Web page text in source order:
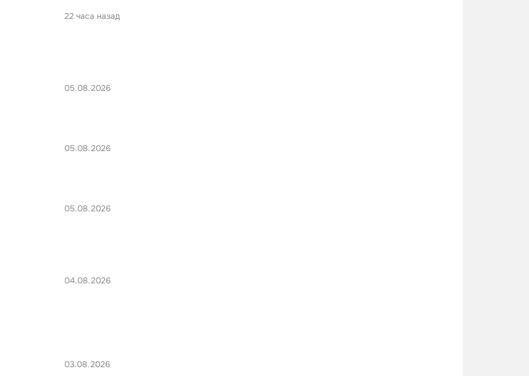
22 часа назад
05.08.2026
05.08.2026
05.08.2026
04.08.2026
03.08.2026